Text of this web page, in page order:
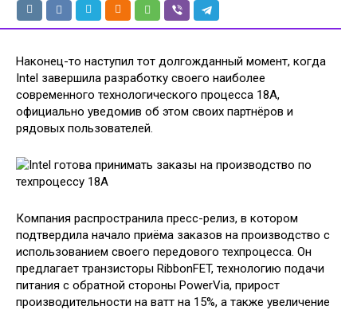
Наконец-то наступил тот долгожданный момент, когда
Intel завершила разработку своего наиболее
современного технологического процесса 18A,
официально уведомив об этом своих партнёров и
рядовых пользователей.
Компания распространила пресс-релиз, в котором
подтвердила начало приёма заказов на производство с
использованием своего передового техпроцесса. Он
предлагает транзисторы RibbonFET, технологию подачи
питания с обратной стороны PowerVia, прирост
производительности на ватт на 15%, а также увеличение